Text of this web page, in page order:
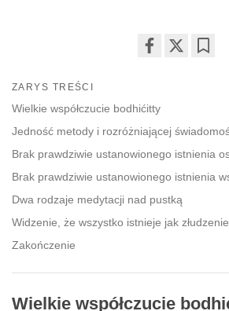
facebook
ZARYS TREŚCI
Wielkie współczucie bodhićitty
Jedność metody i rozróżniającej
Brak prawdziwie ustanowionego istnienia
Brak prawdziwie ustanowionego istnienia
Dwa rodzaje medytacji nad pustką
Widzenie, że wszystko istnieje jak złudzenie
Zakończenie
Wielkie współczucie